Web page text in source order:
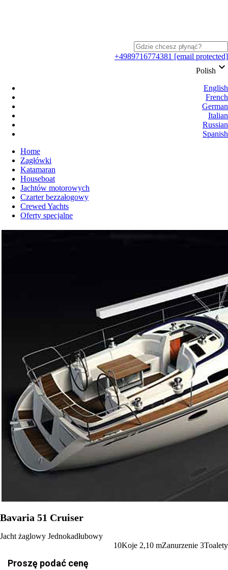
+4989716774381 [email protected]
Polish keyboard_arrow_down
English
French
German
Italian
Russian
Spanish
Home
Zagłówki
Katamaran
Houseboat
Jachtów motorowych
Czarter bezzałogowy
Crewed Yachts
Oferty specjalne
Bavaria 51 Cruiser
Jacht żaglowy Jednokadłubowy
10Koje 2,10 mZanurzenie 3Toalety
Proszę podać cenę